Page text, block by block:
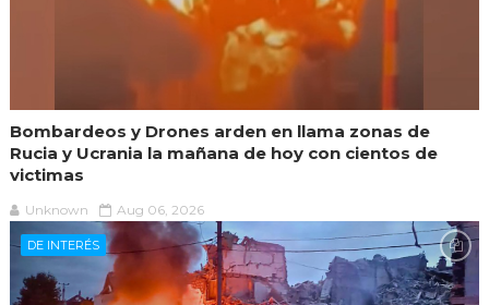
Bombardeos y Drones arden en llama zonas de
Rucia y Ucrania la mañana de hoy con cientos de
victimas
Unknown Aug 06, 2026
DE INTERÉS